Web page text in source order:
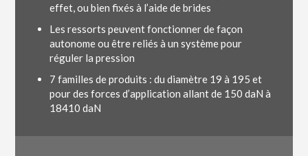
effet, ou bien fixés à l’aide de brides
Les ressorts peuvent fonctionner de façon
autonome ou être reliés à un système pour
réguler la pression
7 familles de produits : du diamètre 19 à 195 et
pour des forces d’application allant de 150 daN à
18410 daN